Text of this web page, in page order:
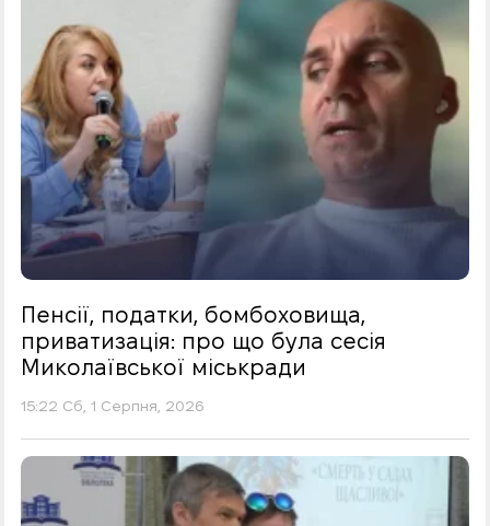
Пенсії, податки, бомбоховища,
приватизація: про що була сесія
Миколаївської міськради
15:22 Сб, 1 Серпня, 2026